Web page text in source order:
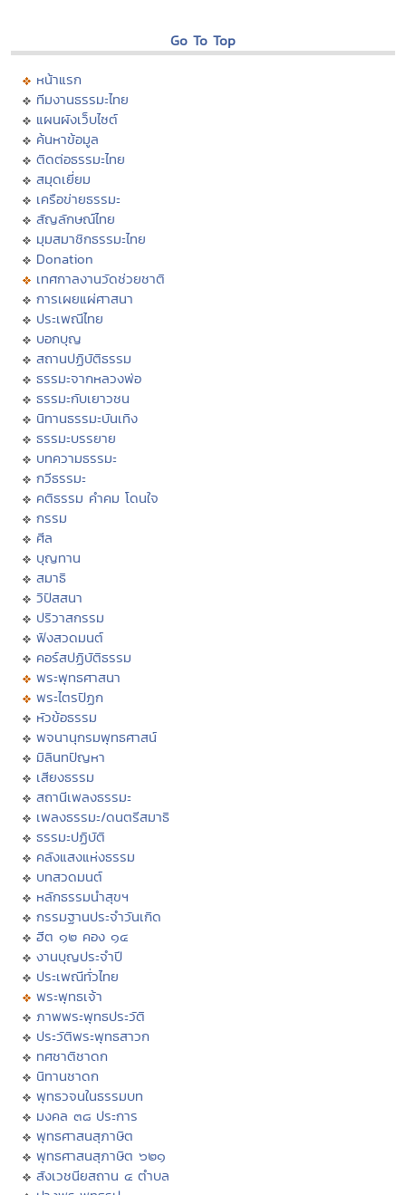
Go To Top
หน้าแรก
ทีมงานธรรมะไทย
แผนผังเว็บไซต์
ค้นหาข้อมูล
ติดต่อธรรมะไทย
สมุดเยี่ยม
เครือข่ายธรรมะ
สัญลักษณ์ไทย
มุมสมาชิกธรรมะไทย
Donation
เทศกาลงานวัดช่วยชาติ
การเผยแผ่ศาสนา
ประเพณีไทย
บอกบุญ
สถานปฏิบัติธรรม
ธรรมะจากหลวงพ่อ
ธรรมะกับเยาวชน
นิทานธรรมะบันเทิง
ธรรมะบรรยาย
บทความธรรมะ
กวีธรรมะ
คติธรรม คำคม โดนใจ
กรรม
ศีล
บุญทาน
สมาธิ
วิปัสสนา
ปริวาสกรรม
ฟังสวดมนต์
คอร์สปฏิบัติธรรม
พระพุทธศาสนา
พระไตรปิฏก
หัวข้อธรรม
พจนานุกรมพุทธศาสน์
มิลินทปัญหา
เสียงธรรม
สถานีเพลงธรรมะ
เพลงธรรมะ/ดนตรีสมาธิ
ธรรมะปฏิบัติ
คลังแสงแห่งธรรม
บทสวดมนต์
หลักธรรมนำสุขฯ
กรรมฐานประจำวันเกิด
ฮีต ๑๒ คอง ๑๔
งานบุญประจำปี
ประเพณีทั่วไทย
พระพุทธเจ้า
ภาพพระพุทธประวัติ
ประวัติพระพุทธสาวก
ทศชาติชาดก
นิทานชาดก
พุทธวจนในธรรมบท
มงคล ๓๘ ประการ
พุทธศาสนสุภาษิต
พุทธศาสนสุภาษิต ๖๒๑
สังเวชนียสถาน ๔ ตำบล